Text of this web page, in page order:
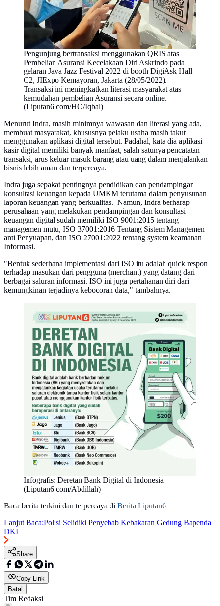
Pengunjung bertransaksi menggunakan QRIS atas
Pembelian Asuransi Kecelakaan Diri Askrindo pada
gelaran Java Jazz Festival 2022 di booth DigiAsk Hall
C2, JIExpo Kemayoran, Jakarta (28/05/2022).
Transaksi ini meningkatkan literasi masyarakat atas
kemudahan pembelian Asuransi secara online.
(Liputan6.com/HO/Iqbal)
Menurut Indra, masih minimnya wawasan dan literasi yang ada,
membuat masyarakat, khususnya pelaku usaha masih takut
menggunakan aplikasi digital tersebut. Padahal, kata dia aplikasi
kasir digital memiliki banyak manfaat, salah satunya pencatatan
transaksi, arus keluar masuk barang atau uang dalam menjalankan
bisnis lebih aman dan terpercaya.
Indra juga sepakat pentingnya pendidikan dan pendampingan
konsultasi keuangan kepada UMKM terutama dalam penyusunan
laporan keuangan yang berkualitas. Namun, Indra berharap
perusahaan yang melakukan pendampingan dan konsultasi
keuangan digital sudah memiliki ISO 9001:2015 tentang
managemen mutu, ISO 37001:2016 Tentang Sistem Managemen
anti Penyuapan, dan ISO 27001:2022 tentang system keamanan
Informasi.
"Bentuk sederhana implementasi dari ISO itu adalah quick respon
terhadap masukan dari pengguna (merchant) yang datang dari
berbagai saluran informasi. ISO ini juga pertahanan diri dari
kemungkinan terjadinya kebocoran data," tambahnya.
Infografis: Deretan Bank Digital di Indonesia
(Liputan6.com/Abdillah)
Baca berita terkini dan terpercaya di Berita Liputan6
Lanjut Baca:Polisi Selidiki Penyebab Kebakaran Gedung Bapenda
DKI
Share
Copy Link
Batal
Tim Redaksi